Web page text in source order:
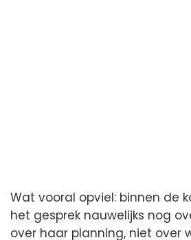
Wat vooral opviel: binnen de
het gesprek nauwelijks nog
over haar planning, niet over